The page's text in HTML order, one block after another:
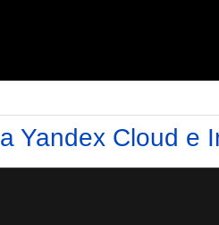
Yandex Cloud e